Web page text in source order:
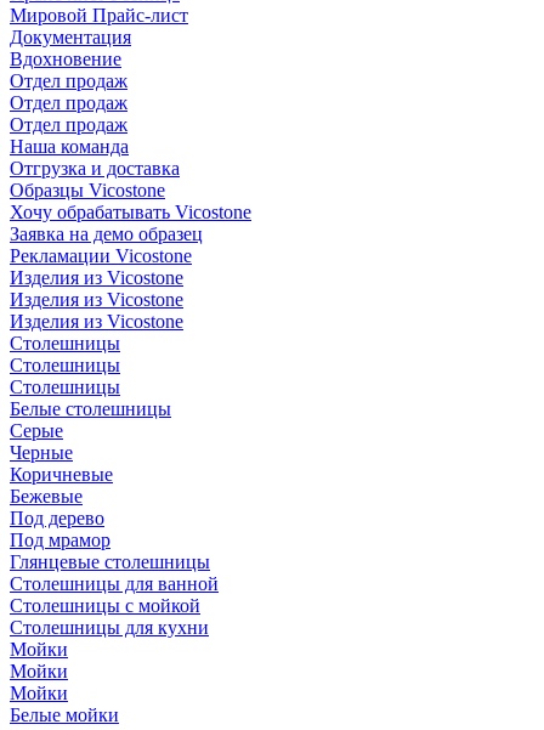
Мировой Прайс-лист
Документация
Вдохновение
Отдел продаж
Отдел продаж
Отдел продаж
Наша команда
Отгрузка и доставка
Образцы Vicostone
Хочу обрабатывать Vicostone
Заявка на демо образец
Рекламации Vicostone
Изделия из Vicostone
Изделия из Vicostone
Изделия из Vicostone
Столешницы
Столешницы
Столешницы
Белые столешницы
Серые
Черные
Коричневые
Бежевые
Под дерево
Под мрамор
Глянцевые столешницы
Столешницы для ванной
Столешницы с мойкой
Столешницы для кухни
Мойки
Мойки
Мойки
Белые мойки